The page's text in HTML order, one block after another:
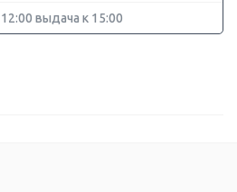
выдача к 15:00